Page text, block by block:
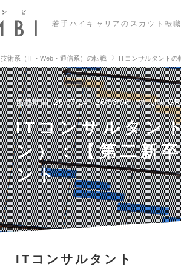
若手ハイキャリアのスカウト転職
技術系（IT・Web・通信系）の転職 ITコンサルタントの
掲載期間 26/07/24～26/08/06 求人
ITコンサルタン
ン）：【第二新
ント
ITコンサルタント